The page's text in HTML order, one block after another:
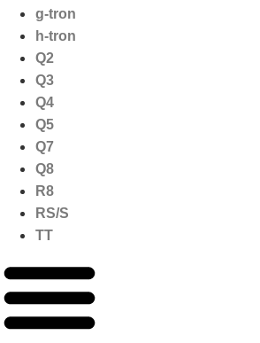
g-tron
h-tron
Q2
Q3
Q4
Q5
Q7
Q8
R8
RS/S
TT